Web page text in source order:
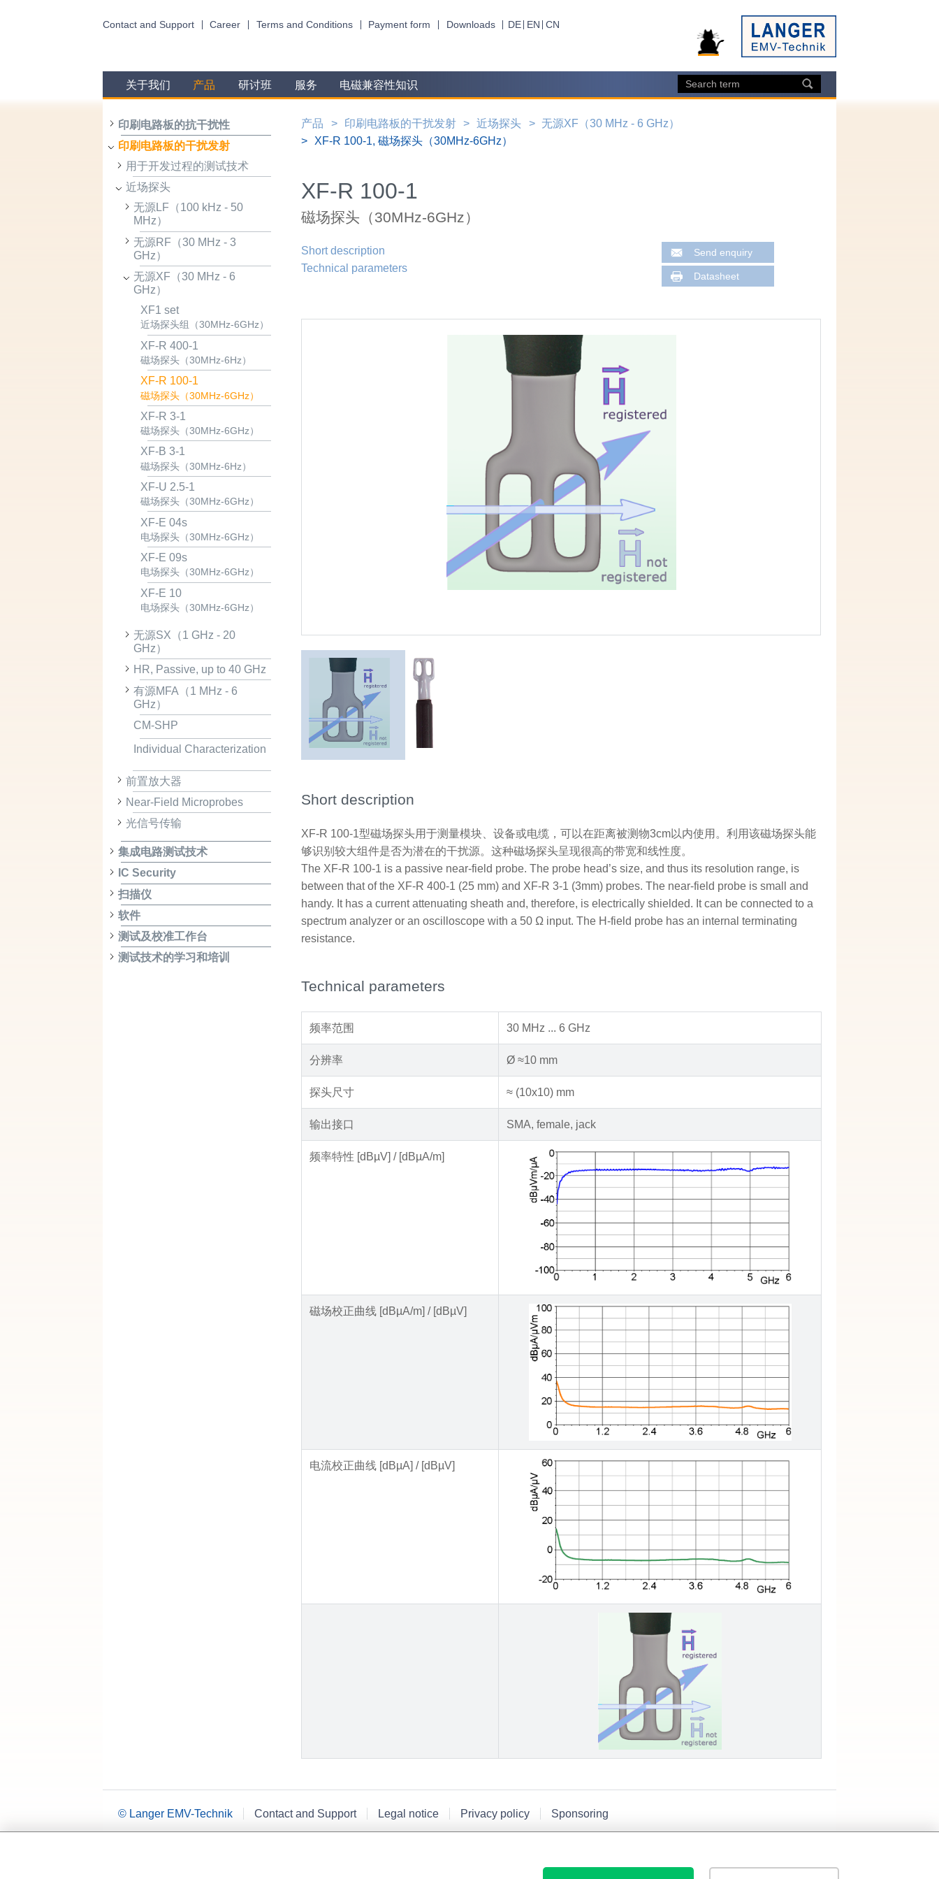
Contact and Support Career Terms and Conditions Payment form Downloads DE EN CN
关于我们 产品 研讨班 服务 电磁兼容性知识
印刷电路板的抗干扰性
印刷电路板的干扰发射
用于开发过程的测试技术
近场探头
无源LF（100 kHz - 50
MHz）
无源RF（30 MHz - 3
GHz）
无源XF（30 MHz - 6
GHz）
XF1 set
近场探头组（30MHz-6GHz）
XF-R 400-1
磁场探头（30MHz-6Hz）
XF-R 100-1
磁场探头（30MHz-6GHz）
XF-R 3-1
磁场探头（30MHz-6GHz）
XF-B 3-1
磁场探头（30MHz-6Hz）
XF-U 2.5-1
磁场探头（30MHz-6GHz）
XF-E 04s
电场探头（30MHz-6GHz）
XF-E 09s
电场探头（30MHz-6GHz）
XF-E 10
电场探头（30MHz-6GHz）
无源SX（1 GHz - 20
GHz）
HR, Passive, up to 40 GHz
有源MFA（1 MHz - 6
GHz）
CM-SHP
Individual Characterization
前置放大器
Near-Field Microprobes
光信号传输
集成电路测试技术
IC Security
扫描仪
软件
测试及校准工作台
测试技术的学习和培训
产品 印刷电路板的干扰发射 近场探头
无源XF（30 MHz - 6 GHz）
XF-R 100-1, 磁场探头（30MHz-6GHz）
XF-R 100-1
磁场探头（30MHz-6GHz）
Short description
Technical parameters
Send enquiry
Datasheet
Short description
XF-R 100-1型磁场探头用于测量模块、设备或电缆，可以在距离被测物3cm以内使用。利用该磁场探头能
够识别较大组件是否为潜在的干扰源。这种磁场探头呈现很高的带宽和线性度。
The XF-R 100-1 is a passive near-field probe. The probe head’s size, and thus its resolution range, is
between that of the XF-R 400-1 (25 mm) and XF-R 3-1 (3mm) probes. The near-field probe is small and
handy. It has a current attenuating sheath and, therefore, is electrically shielded. It can be connected to a
spectrum analyzer or an oscilloscope with a 50 Ω input. The H-field probe has an internal terminating
resistance.
Technical parameters
频率范围 30 MHz ... 6 GHz
分辨率 Ø ≈10 mm
探头尺寸 ≈ (10x10) mm
输出接口 SMA, female, jack
频率特性 [dBµV] / [dBµA/m]
磁场校正曲线 [dBµA/m] / [dBµV]
电流校正曲线 [dBµA] / [dBµV]
© Langer EMV-Technik Contact and Support Legal notice Privacy policy Sponsoring